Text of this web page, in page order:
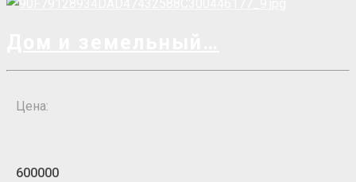
Цена:
600000